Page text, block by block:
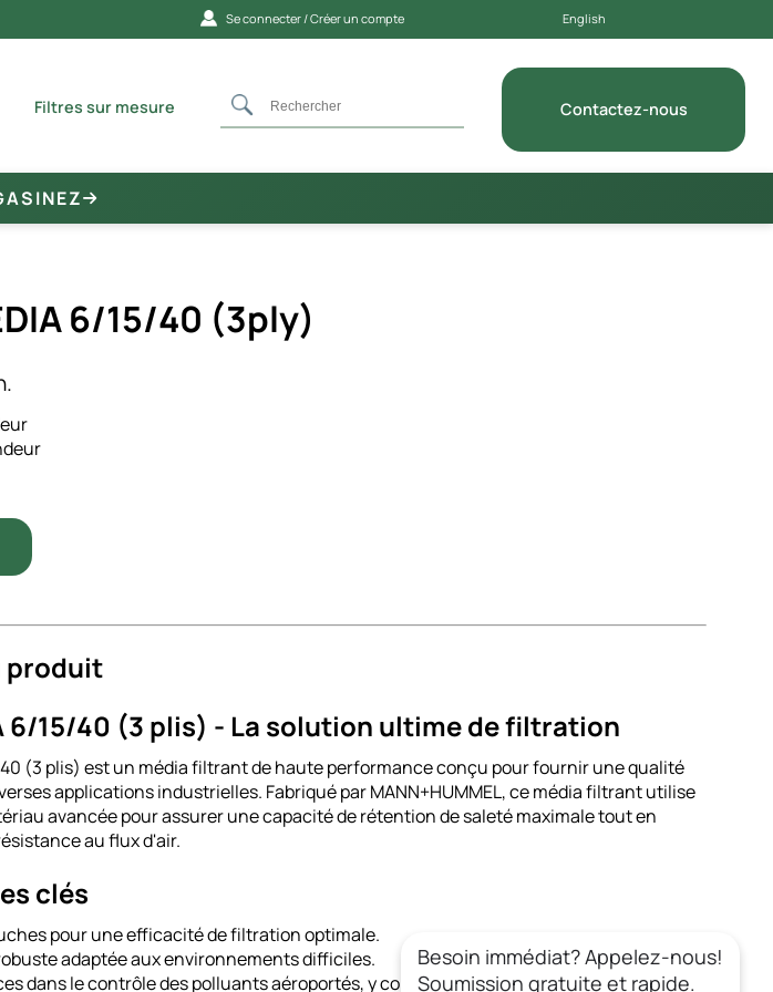
Se connecter / Créer un compte English
Filtres sur mesure Contactez-nous
6/15/40 (3ply)
produit
6/15/40 (3 plis) - La solution ultime de filtration
40 (3 plis) est un média filtrant de haute performance conçu pour fournir une qualité
applications industrielles. Fabriqué par MANN+HUMMEL, ce média filtrant utilise
avancée pour assurer une capacité de rétention de saleté maximale tout en
au flux d'air.
clés
pour une efficacité de filtration optimale.
adaptée aux environnements difficiles.
dans le contrôle des polluants aéroportés, y compris la poussière, le pollen et les
Besoin immédiat? Appelez-nous!
Soumission gratuite et rapide.